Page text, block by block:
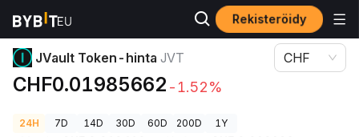
Rekisteröidy
Kryptohinnat JVault Token-hinta JVT
JVault Token-hinta JVT
CHF0.01985662 -1.52%
CHF
24H 7D 14D 30D 60D 200D 1Y